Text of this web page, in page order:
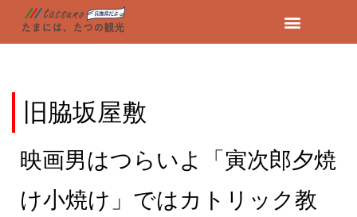
コ
へ
ス
ッ
旧脇坂屋敷
映画男はつらいよ「寅次郎夕焼
け小焼け」ではカトリック教